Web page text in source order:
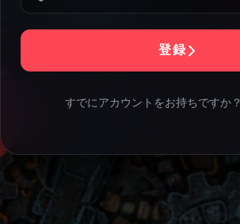
登録
すでにアカウントをお持ちですか？